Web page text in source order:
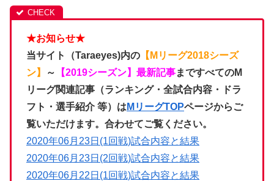
★お知らせ★
当サイト（Taraeyes)内の 【Mリーグ2018シーズ
ン】
～ 【2019シーズン】最新記事まですべてのM
リーグ関連記事（ランキング・全試合内容・ドラ
フト・選手紹介 等）は MリーグTOPページからご
覧いただけます。合わせてご覧ください。
2020年06月23日(1回戦)試合内容と結果
2020年06月23日(2回戦)試合内容と結果
2020年06月22日(1回戦)試合内容と結果